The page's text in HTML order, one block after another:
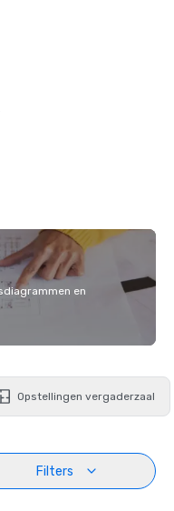
en
Opstellingen vergaderzaal
Filters